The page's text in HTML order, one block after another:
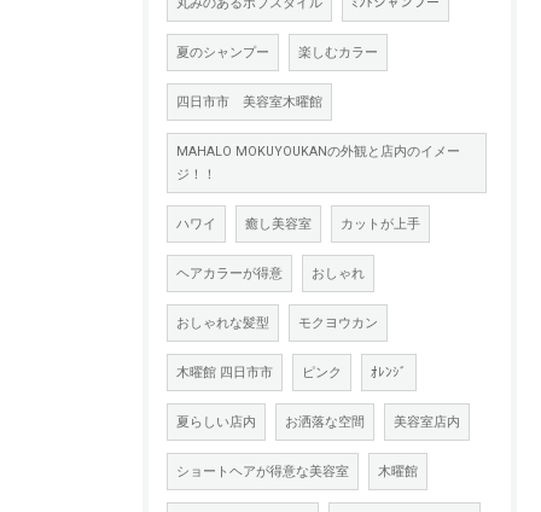
夏のシャンプー 楽しむカラー
四日市市 美容室木曜館
MAHALO MOKUYOUKANの外観と店内のイメー
ジ！！
ハワイ 癒し美容室 カットが上手
ヘアカラーが得意 おしゃれ
おしゃれな髪型 モクヨウカン
木曜館 四日市市 ピンク ｵﾚﾝｼﾞ
夏らしい店内 お洒落な空間 美容室店内
ショートヘアが得意な美容室 木曜館